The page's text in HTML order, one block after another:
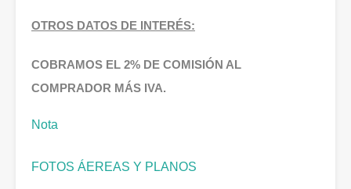
OTROS DATOS DE INTERÉS:
COBRAMOS EL 2% DE COMISIÓN AL
COMPRADOR MÁS IVA.
Nota
FOTOS ÁEREAS Y PLANOS